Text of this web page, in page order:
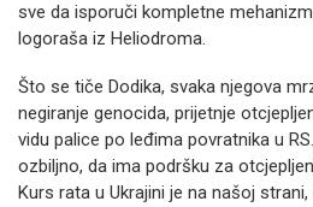
sve da isporuči kompletne
logoraša iz Heliodroma.
Što se tiče Dodika, svaka njegova
negiranje genocida, prijetnje
vidu palice po leđima povratnika u
ozbiljno, da ima podršku za
Kurs rata u Ukrajini je na našoj strani,